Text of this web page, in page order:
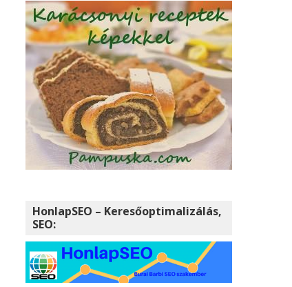
HonlapSEO – Keresőoptimalizálás,
SEO: